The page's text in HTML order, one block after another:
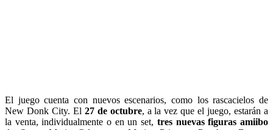
El juego cuenta con nuevos escenarios, como los rascacielos de
New Donk City. El 27 de octubre, a la vez que el juego, estarán a
la venta, individualmente o en un set, tres nuevas figuras amiibo